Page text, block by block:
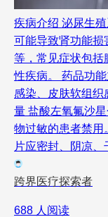
疾病介绍 泌尿生
可能导致肾功能损
等，常见症状包括
性疾病。 药品功
感染、皮肤软组织
量 盐酸左氧氟沙
物过敏的患者禁用
片应密封、阴凉、
跨界医疗探索者
688 人阅读